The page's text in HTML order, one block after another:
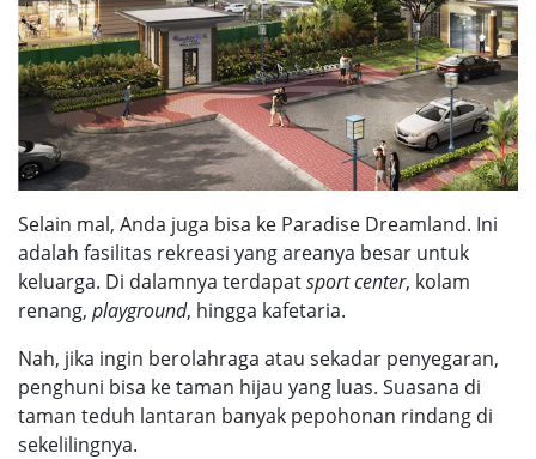
Selain mal, Anda juga bisa ke Paradise Dreamland. Ini
adalah fasilitas rekreasi yang areanya besar untuk
keluarga. Di dalamnya terdapatsport center, kolam
renang, playground, hingga kafetaria.
Nah, jika ingin berolahraga atau sekadar penyegaran,
penghuni bisa ke taman hijau yang luas. Suasana di
taman teduh lantaran banyak pepohonan rindang di
sekelilingnya.